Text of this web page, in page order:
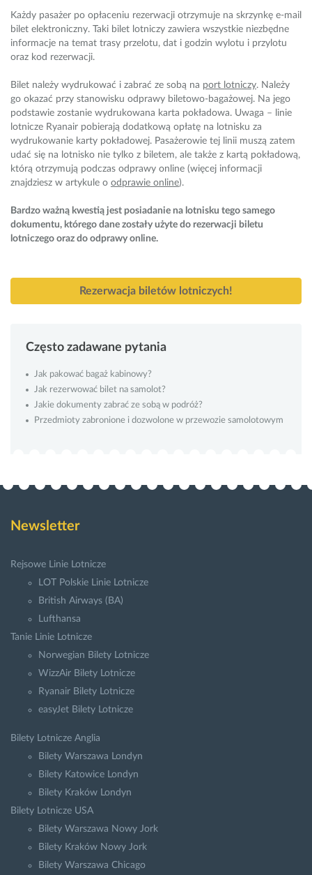
Rezerwacja biletów lotniczych!
Często zadawane pytania
Jak pakować bagaż kabinowy?
Jak rezerwować bilet na samolot?
Jakie dokumenty zabrać ze sobą w podróż?
Przedmioty zabronione i dozwolone w przewozie samolotowym
Każdy pasażer po opłaceniu rezerwacji otrzymuje na skrzynkę e-mail
bilet elektroniczny. Taki bilet lotniczy zawiera wszystkie niezbędne
informacje na temat trasy przelotu, dat i godzin wylotu i przylotu
oraz kod rezerwacji.
Bilet należy wydrukować i zabrać ze sobą na port lotniczy. Należy
go okazać przy stanowisku odprawy biletowo-bagażowej. Na jego
podstawie zostanie wydrukowana karta pokładowa. Uwaga – linie
lotnicze Ryanair pobierają dodatkową opłatę na lotnisku za
wydrukowanie karty pokładowej. Pasażerowie tej linii muszą zatem
udać się na lotnisko nie tylko z biletem, ale także z kartą pokładową,
którą otrzymują podczas odprawy online (więcej informacji
znajdziesz w artykule o odprawie online).
Bardzo ważną kwestią jest posiadanie na lotnisku tego samego
dokumentu, którego dane zostały użyte do rezerwacji biletu
lotniczego oraz do odprawy online.
Newsletter
Rejsowe Linie Lotnicze
LOT Polskie Linie Lotnicze
British Airways (BA)
Lufthansa
Tanie Linie Lotnicze
Norwegian Bilety Lotnicze
WizzAir Bilety Lotnicze
Ryanair Bilety Lotnicze
easyJet Bilety Lotnicze
Bilety Lotnicze Anglia
Bilety Warszawa Londyn
Bilety Katowice Londyn
Bilety Kraków Londyn
Bilety Lotnicze USA
Bilety Warszawa Nowy Jork
Bilety Kraków Nowy Jork
Bilety Warszawa Chicago